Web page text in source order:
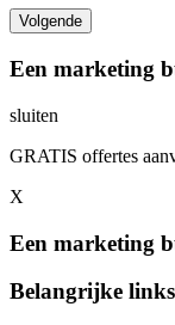
Een marketing
sluiten
GRATIS offertes
X
Een marketing
Belangrijke links